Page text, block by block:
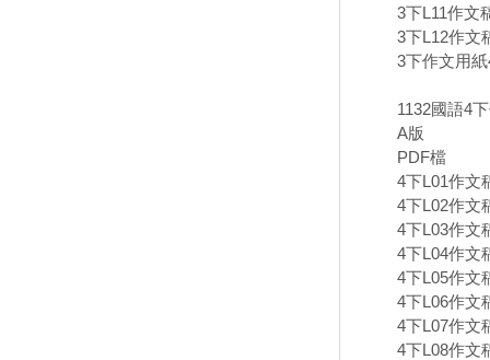
3下L11作文
3下L12作文
3下作文用
1132國語4
A版
PDF檔
4下L01作文
4下L02作文
4下L03作文
4下L04作文
4下L05作文
4下L06作文
4下L07作文
4下L08作文